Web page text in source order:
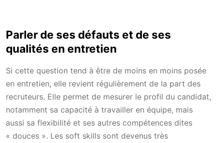
Parler de ses défauts et de ses
qualités en entretien
Si cette question tend à être de moins en moins posée
en entretien, elle revient régulièrement de la part des
recruteurs. Elle permet de mesurer le profil du candidat,
notamment sa capacité à travailler en équipe, mais
aussi sa flexibilité et ses autres compétences dites
« douces ». Les soft skills sont devenus très